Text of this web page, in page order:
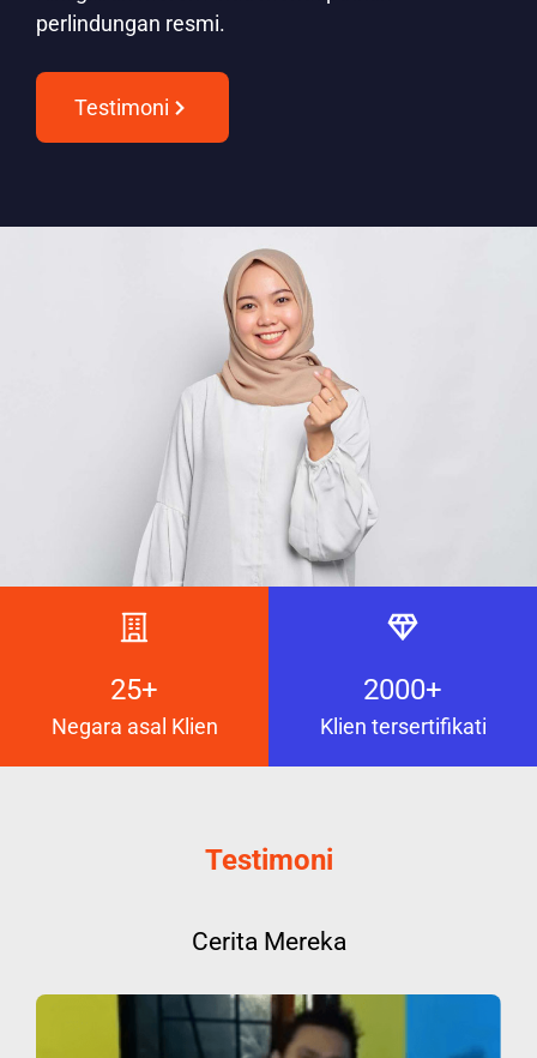
perlindungan resmi.
Testimoni
25+
Negara asal Klien
2000+
Klien tersertifikati
Testimoni
Cerita Mereka